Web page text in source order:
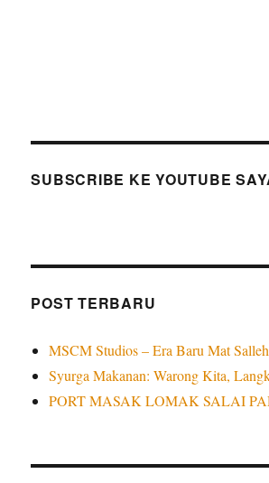
SUBSCRIBE KE YOUTUBE
POST TERBARU
MSCM Studios – Era Baru Mat
Syurga Makanan: Warong Kita,
PORT MASAK LOMAK SALAI